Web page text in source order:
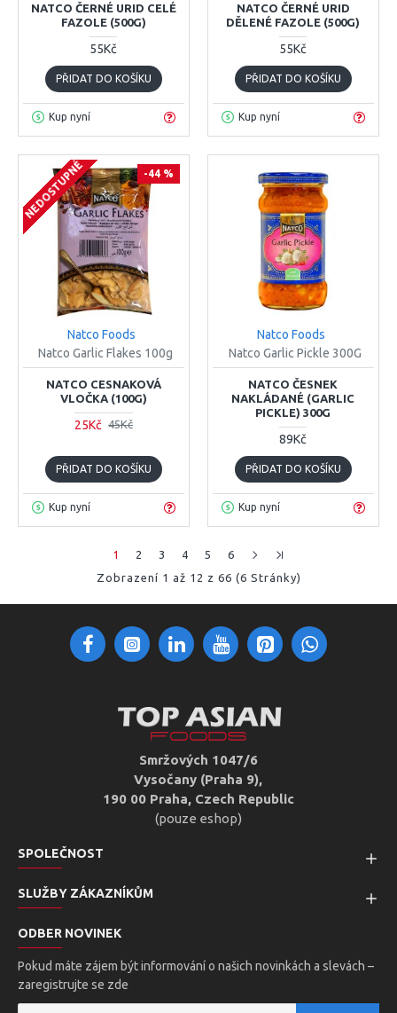
NATCO ČERNÉ URID CELÉ
FAZOLE (500G)
55Kč
PŘIDAT DO KOŠÍKU
Kup nyní
NATCO ČERNÉ URID
DĚLENÉ FAZOLE (500G)
55Kč
PŘIDAT DO KOŠÍKU
Kup nyní
-44 %
NEDOSTUPNÉ
Natco Foods
Natco Garlic Flakes 100g
NATCO CESNAKOVÁ
VLOČKA (100G)
25Kč 45Kč
PŘIDAT DO KOŠÍKU
Kup nyní
Natco Foods
Natco Garlic Pickle 300G
NATCO ČESNEK
NAKLÁDANÉ (GARLIC
PICKLE) 300G
89Kč
PŘIDAT DO KOŠÍKU
Kup nyní
1 2 3 4 5
6
Zobrazení 1 až 12 z 66 (6 Stránky)
Smržových 1047/6
Vysočany (Praha 9),
190 00 Praha, Czech Republic
(pouze eshop)
SPOLEČNOST
SLUŽBY ZÁKAZNÍKŮM
ODBER NOVINEK
Pokud máte zájem být informování o našich novinkách a slevách –
zaregistrujte se zde